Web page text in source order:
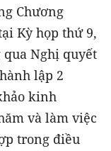
Chương
Kỳ họp thứ 9,
qua Nghị quyết
lập 2
kinh
và làm việc
trong điều